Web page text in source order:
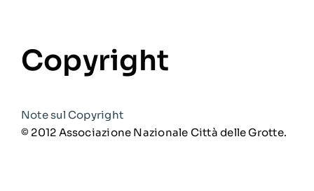
Copyright
Note sul Copyright
© 2012 Associazione Nazionale Città delle Grotte.